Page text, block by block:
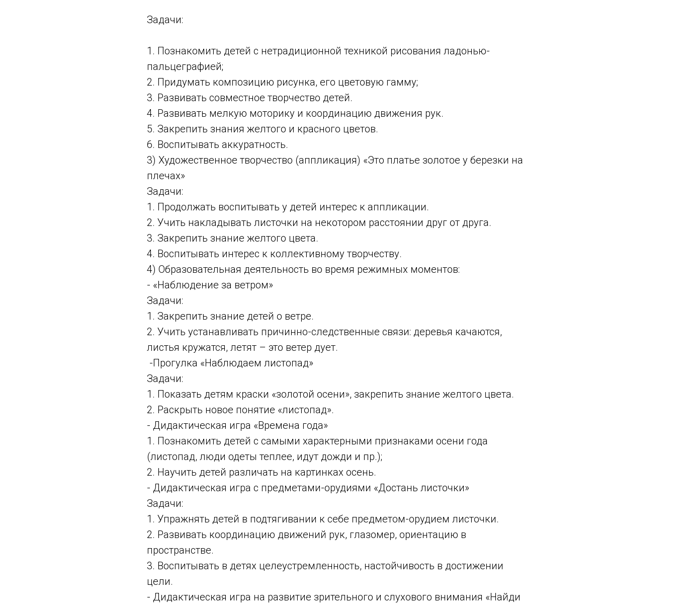
Задачи:
1. Познакомить детей с нетрадиционной техникой рисования ладонью-
пальцеграфией;
2. Придумать композицию рисунка, его цветовую гамму;
3. Развивать совместное творчество детей.
4. Развивать мелкую моторику и координацию движения рук.
5. Закрепить знания желтого и красного цветов.
6. Воспитывать аккуратность.
3) Художественное творчество (аппликация) «Это платье золотое у березки на
плечах»
Задачи:
1. Продолжать воспитывать у детей интерес к аппликации.
2. Учить накладывать листочки на некотором расстоянии друг от друга.
3. Закрепить знание желтого цвета.
4. Воспитывать интерес к коллективному творчеству.
4) Образовательная деятельность во время режимных моментов:
- «Наблюдение за ветром»
Задачи:
1. Закрепить знание детей о ветре.
2. Учить устанавливать причинно-следственные связи: деревья качаются,
листья кружатся, летят – это ветер дует.
-Прогулка «Наблюдаем листопад»
Задачи:
1. Показать детям краски «золотой осени», закрепить знание желтого цвета.
2. Раскрыть новое понятие «листопад».
- Дидактическая игра «Времена года»
1. Познакомить детей с самыми характерными признаками осени года
(листопад, люди одеты теплее, идут дожди и пр.);
2. Научить детей различать на картинках осень.
- Дидактическая игра с предметами-орудиями «Достань листочки»
Задачи:
1. Упражнять детей в подтягивании к себе предметом-орудием листочки.
2. Развивать координацию движений рук, глазомер, ориентацию в
пространстве.
3. Воспитывать в детях целеустремленность, настойчивость в достижении
цели.
- Дидактическая игра на развитие зрительного и слухового внимания «Найди